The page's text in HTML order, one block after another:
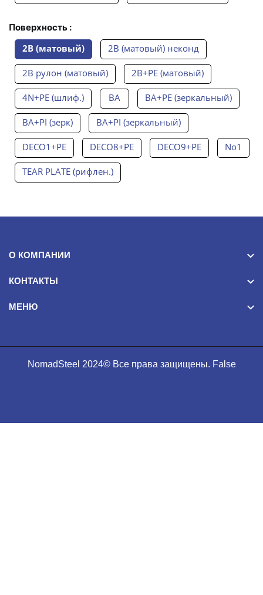
Поверхность :
2B (матовый) 2B (матовый) неконд
2B рулон (матовый) 2B+PE (матовый)
4N+PE (шлиф.) BA BA+PE (зеркальный)
BA+PI (зерк) BA+PI (зеркальный)
DECO1+PE DECO8+PE DECO9+PE No1
TEAR PLATE (рифлен.)
О КОМПАНИИ
КОНТАКТЫ
МЕНЮ
NomadSteel 2024© Все права защищены. False